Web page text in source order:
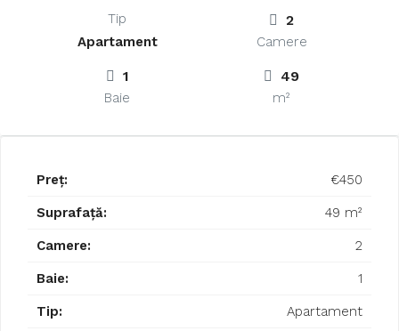
Tip
Apartament
2
Camere
1
Baie
49
m²
Preț: €450
Suprafață: 49 m²
Camere: 2
Baie: 1
Tip: Apartament